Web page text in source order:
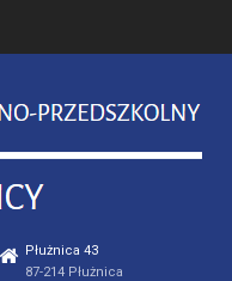
Płużnica 43
87-214 Płużnica